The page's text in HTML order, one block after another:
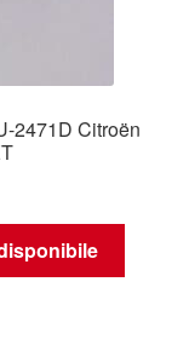
2471D Citroën